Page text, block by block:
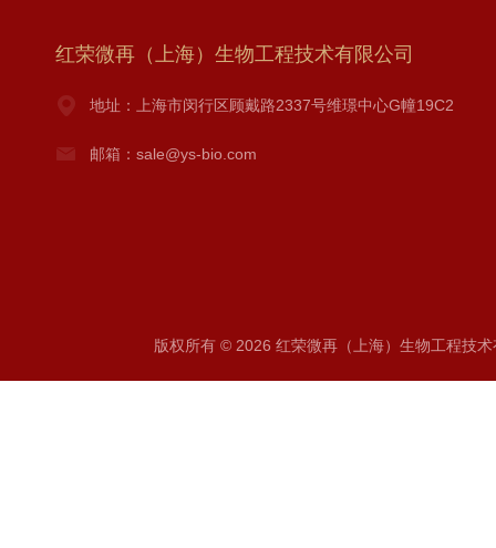
红荣微再（上海）生物工程技术有限公司
地址：上海市闵行区顾戴路2337号维璟中心G幢19C2
邮箱：sale@ys-bio.com
版权所有 © 2026 红荣微再（上海）生物工程技